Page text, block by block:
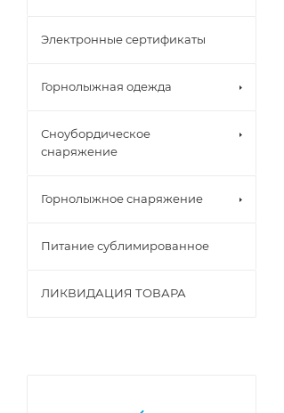
Электронные сертификаты
Горнолыжная одежда
Сноубордическое
снаряжение
Горнолыжное снаряжение
Питание сублимированное
ЛИКВИДАЦИЯ ТОВАРА